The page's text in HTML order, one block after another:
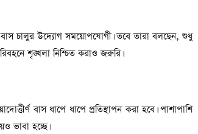
বাস চালুর উদ্যোগ সময়োপযোগী। তবে তারা বলছেন, শুধু
শৃঙ্খলা নিশ্চিত করাও জরুরি।
বাস ধাপে ধাপে প্রতিস্থাপন করা হবে। পাশাপাশি
ভাবা হচ্ছে।